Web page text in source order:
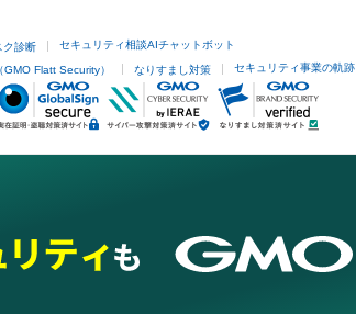
ク診断 セキュリティ相談AIチャットボット
Flatt Security） なりすまし対策 セキュリティ事業の軌跡